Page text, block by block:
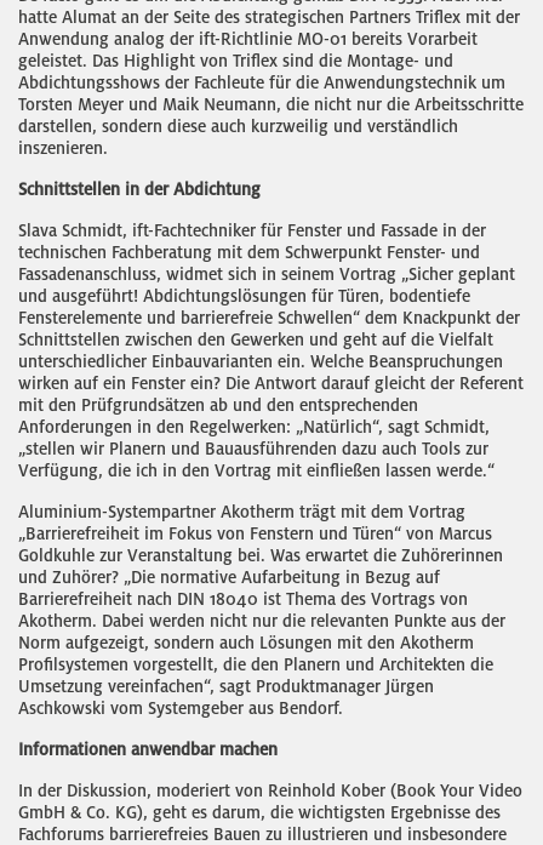
hatte Alumat an der Seite des strategischen Partners Triflex mit der
Anwendung analog der ift-Richtlinie MO-01 bereits Vorarbeit
geleistet. Das Highlight von Triflex sind die Montage- und
Abdichtungsshows der Fachleute für die Anwendungstechnik um
Torsten Meyer und Maik Neumann, die nicht nur die Arbeitsschritte
darstellen, sondern diese auch kurzweilig und verständlich
inszenieren.
Schnittstellen in der Abdichtung
Slava Schmidt, ift-Fachtechniker für Fenster und Fassade in der
technischen Fachberatung mit dem Schwerpunkt Fenster- und
Fassadenanschluss, widmet sich in seinem Vortrag „Sicher geplant
und ausgeführt! Abdichtungslösungen für Türen, bodentiefe
Fensterelemente und barrierefreie Schwellen“ dem Knackpunkt der
Schnittstellen zwischen den Gewerken und geht auf die Vielfalt
unterschiedlicher Einbauvarianten ein. Welche Beanspruchungen
wirken auf ein Fenster ein? Die Antwort darauf gleicht der Referent
mit den Prüfgrundsätzen ab und den entsprechenden
Anforderungen in den Regelwerken: „Natürlich“, sagt Schmidt,
„stellen wir Planern und Bauausführenden dazu auch Tools zur
Verfügung, die ich in den Vortrag mit einfließen lassen werde.“
Aluminium-Systempartner Akotherm trägt mit dem Vortrag
„Barrierefreiheit im Fokus von Fenstern und Türen“ von Marcus
Goldkuhle zur Veranstaltung bei. Was erwartet die Zuhörerinnen
und Zuhörer? „Die normative Aufarbeitung in Bezug auf
Barrierefreiheit nach DIN 18040 ist Thema des Vortrags von
Akotherm. Dabei werden nicht nur die relevanten Punkte aus der
Norm aufgezeigt, sondern auch Lösungen mit den Akotherm
Profilsystemen vorgestellt, die den Planern und Architekten die
Umsetzung vereinfachen“, sagt Produktmanager Jürgen
Aschkowski vom Systemgeber aus Bendorf.
Informationen anwendbar machen
In der Diskussion, moderiert von Reinhold Kober (Book Your Video
GmbH & Co. KG), geht es darum, die wichtigsten Ergebnisse des
Fachforums barrierefreies Bauen zu illustrieren und insbesondere